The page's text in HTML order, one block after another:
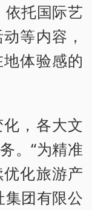
依托国际艺
等内容，
体验感的
，各大文
。“为精准
化旅游产
集团有限公